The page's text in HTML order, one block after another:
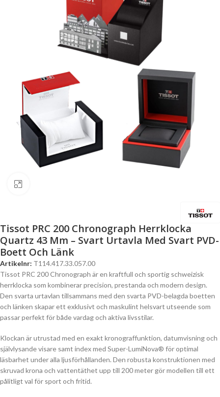
Tissot PRC 200 Chronograph Herrklocka
Quartz 43 Mm – Svart Urtavla Med Svart PVD-
Boett Och Länk
Artikelnr: T114.417.33.057.00
Tissot PRC 200 Chronograph är en kraftfull och sportig schweizisk
herrklocka som kombinerar precision, prestanda och modern design.
Den svarta urtavlan tillsammans med den svarta PVD-belagda boetten
och länken skapar ett exklusivt och maskulint helsvart utseende som
passar perfekt för både vardag och aktiva livsstilar.
Klockan är utrustad med en exakt kronograffunktion, datumvisning och
självlysande visare samt index med Super-LumiNova® för optimal
läsbarhet under alla ljusförhållanden. Den robusta konstruktionen med
skruvad krona och vattentäthet upp till 200 meter gör modellen till ett
pålitligt val för sport och fritid.